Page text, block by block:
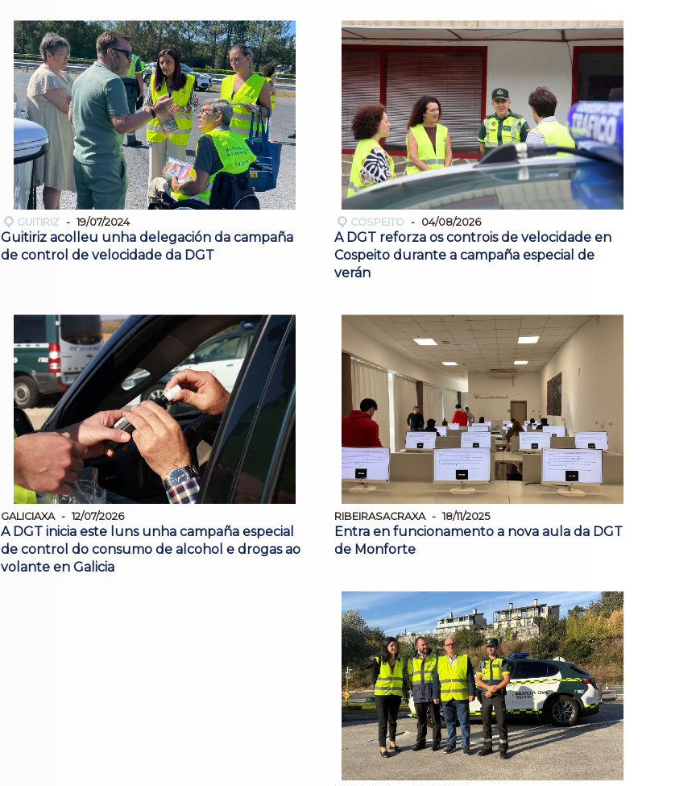
GUITIRIZ 19/07/2024
Guitiriz acolleu unha delegación da campaña
de control de velocidade da DGT
COSPEITO 04/08/2026
A DGT reforza os controis de velocidade en
Cospeito durante a campaña especial de
verán
GALICIAXA 12/07/2026
A DGT inicia este luns unha campaña especial
de control do consumo de alcohol e drogas ao
volante en Galicia
RIBEIRASACRAXA 18/11/2025
Entra en funcionamento a nova aula da DGT
de Monforte